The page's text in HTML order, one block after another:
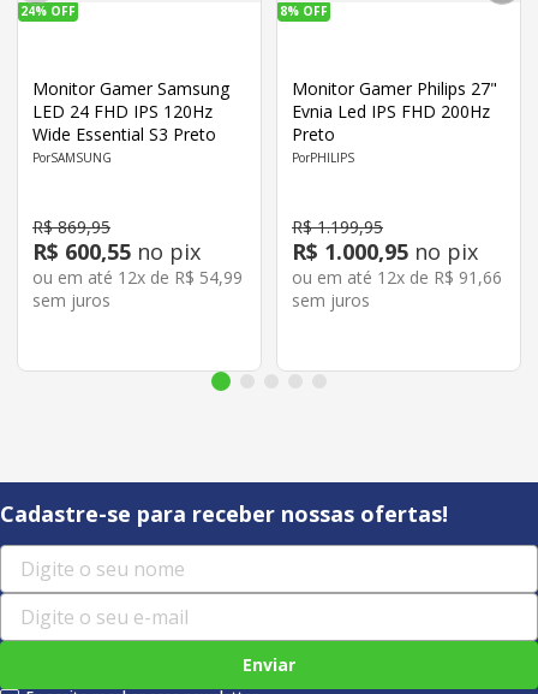
24% OFF
Monitor Gamer Samsung
LED 24 FHD IPS 120Hz
Wide Essential S3 Preto
SAMSUNG
R$ 869,95
R$ 600,55 no pix
ou em até 12x de R$ 54,99
sem juros
8% OFF
Monitor Gamer Philips 27"
Evnia Led IPS FHD 200Hz
Preto
PHILIPS
R$ 1.199,95
R$ 1.000,95 no pix
ou em até 12x de R$ 91 ,66
sem juros
Cadastre-se para receber nossas ofertas!
Enviar